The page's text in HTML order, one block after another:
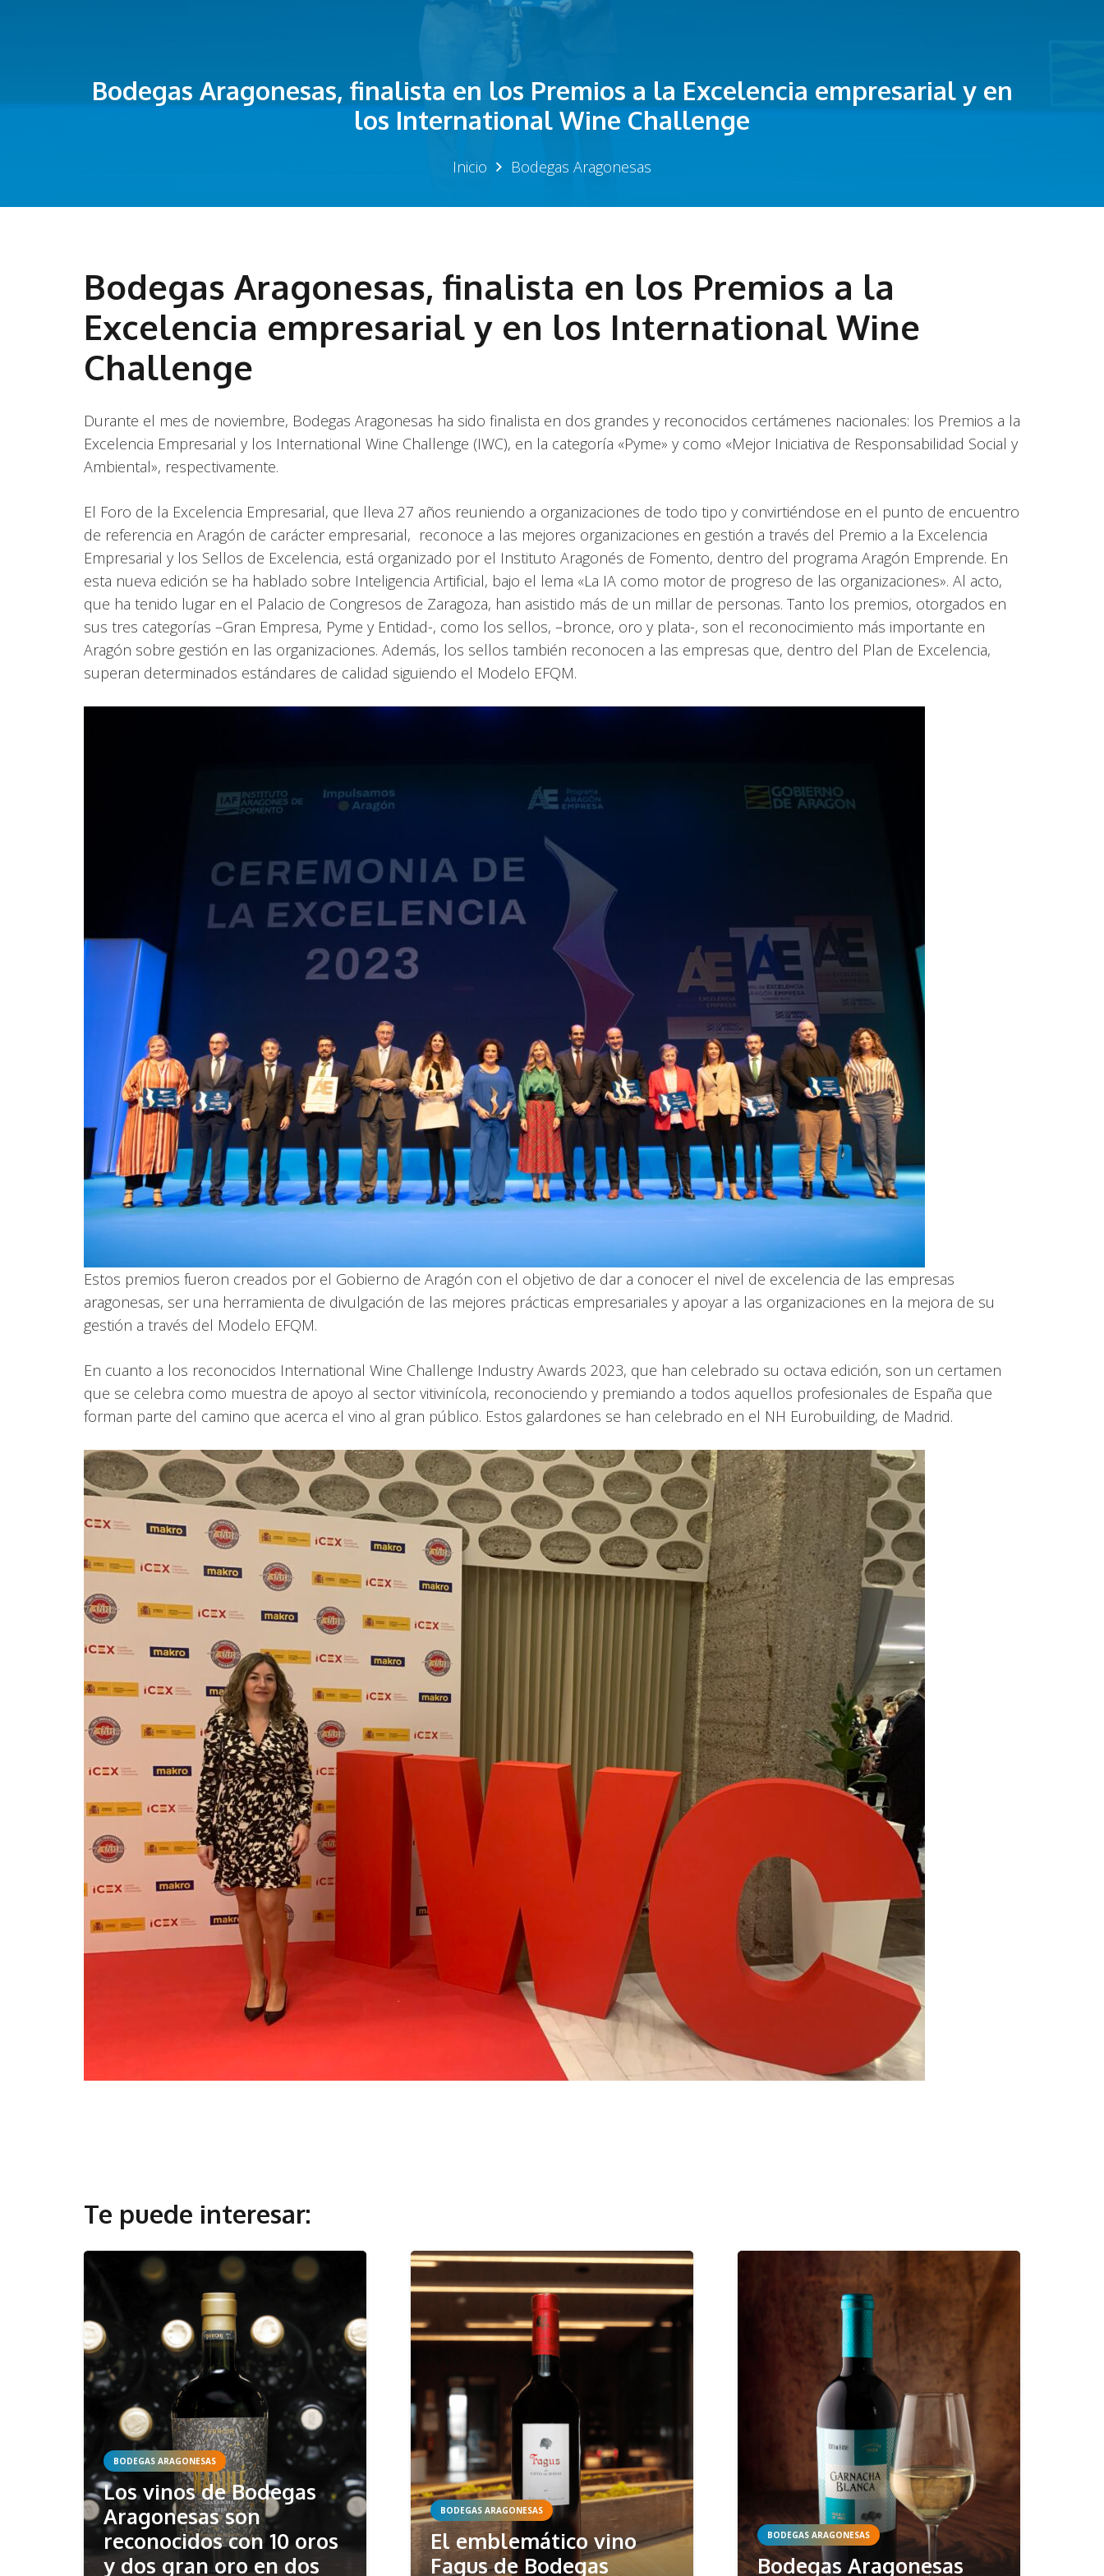
Bodegas Aragonesas, finalista en los Premios a la Excelencia empresarial y en
los International Wine Challenge
Inicio Bodegas Aragonesas
Bodegas Aragonesas, finalista en los Premios a la
Excelencia empresarial y en los International Wine
Challenge
Durante el mes de noviembre, Bodegas Aragonesas ha sido finalista en dos grandes y reconocidos certámenes nacionales: los Premios a la
Excelencia Empresarial y los International Wine Challenge (IWC), en la categoría «Pyme» y como «Mejor Iniciativa de Responsabilidad Social y
Ambiental», respectivamente.
El Foro de la Excelencia Empresarial, que lleva 27 años reuniendo a organizaciones de todo tipo y convirtiéndose en el punto de encuentro
de referencia en Aragón de carácter empresarial, reconoce a las mejores organizaciones en gestión a través del Premio a la Excelencia
Empresarial y los Sellos de Excelencia, está organizado por el Instituto Aragonés de Fomento, dentro del programa Aragón Emprende. En
esta nueva edición se ha hablado sobre Inteligencia Artificial, bajo el lema «La IA como motor de progreso de las organizaciones». Al acto,
que ha tenido lugar en el Palacio de Congresos de Zaragoza, han asistido más de un millar de personas. Tanto los premios, otorgados en
sus tres categorías –Gran Empresa, Pyme y Entidad-, como los sellos, –bronce, oro y plata-, son el reconocimiento más importante en
Aragón sobre gestión en las organizaciones. Además, los sellos también reconocen a las empresas que, dentro del Plan de Excelencia,
superan determinados estándares de calidad siguiendo el Modelo EFQM.
Estos premios fueron creados por el Gobierno de Aragón con el objetivo de dar a conocer el nivel de excelencia de las empresas
aragonesas, ser una herramienta de divulgación de las mejores prácticas empresariales y apoyar a las organizaciones en la mejora de su
gestión a través del Modelo EFQM.
En cuanto a los reconocidos International Wine Challenge Industry Awards 2023, que han celebrado su octava edición, son un certamen
que se celebra como muestra de apoyo al sector vitivinícola, reconociendo y premiando a todos aquellos profesionales de España que
forman parte del camino que acerca el vino al gran público. Estos galardones se han celebrado en el NH Eurobuilding, de Madrid.
Te puede interesar:
BODEGAS ARAGONESAS
Los vinos de Bodegas
Aragonesas son
reconocidos con 10 oros
y dos gran oro en dos
BODEGAS ARAGONESAS
El emblemático vino
Fagus de Bodegas
BODEGAS ARAGONESAS
Bodegas Aragonesas